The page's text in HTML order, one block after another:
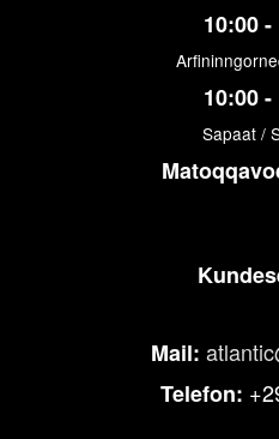
10:00 -
10:00 -
Sapaat /
Mail:
Telefon: